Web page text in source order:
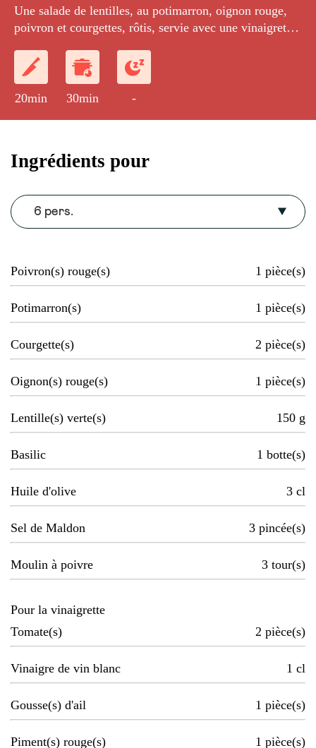
Une salade de lentilles, au potimarron, oignon rouge,
poivron et courgettes, rôtis, servie avec une vinaigrette
20min 30min -
Ingrédients pour
6 pers.
Poivron(s) rouge(s) 1 pièce(s)
Potimarron(s) 1 pièce(s)
Courgette(s) 2 pièce(s)
Oignon(s) rouge(s) 1 pièce(s)
Lentille(s) verte(s) 150 g
Basilic 1 botte(s)
Huile d'olive 3 cl
Sel de Maldon 3 pincée(s)
Moulin à poivre 3 tour(s)
Pour la vinaigrette
Tomate(s)
2 pièce(s)
Vinaigre de vin blanc 1 cl
Gousse(s) d'ail 1 pièce(s)
Piment(s) rouge(s) 1 pièce(s)